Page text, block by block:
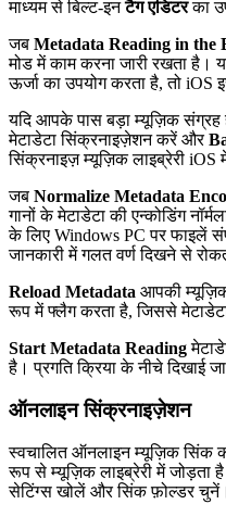
माध्यम से बिल्ट-इनटैग एडिटरका
जब Metadata Reading in the
मोड में काम करना जारी रखता है।
ऊर्जा का उपयोग करता है, तो
यदि आपके पास बड़ा म्यूज़िक
मेटाडेटा सिंक्रनाइज़ेशन करें और
सिंक्रनाइज़ म्यूज़िक लाइब्रेरी iOS
जब Normalize Metadata
गानों के मेटाडेटा की एन्कोडिंग
के लिए Windows PC पर फाइलें
जानकारी में गलत वर्ण दिखने से
Reload Metadata आपकी
रूप में फ्लैग करता है, जिससे मेटाडेटा
Start Metadata Reading
है। प्रगति क्रिया के नीचे दिखाई
ऑनलाइन सिंक्रनाइज़ेशन
स्वचालित ऑनलाइन म्यूज़िक सिंक
रूप से म्यूज़िक लाइब्रेरी में जोड़ता
सेटिंग्स खोलें और सिंक फ़ोल्डर चुनें।